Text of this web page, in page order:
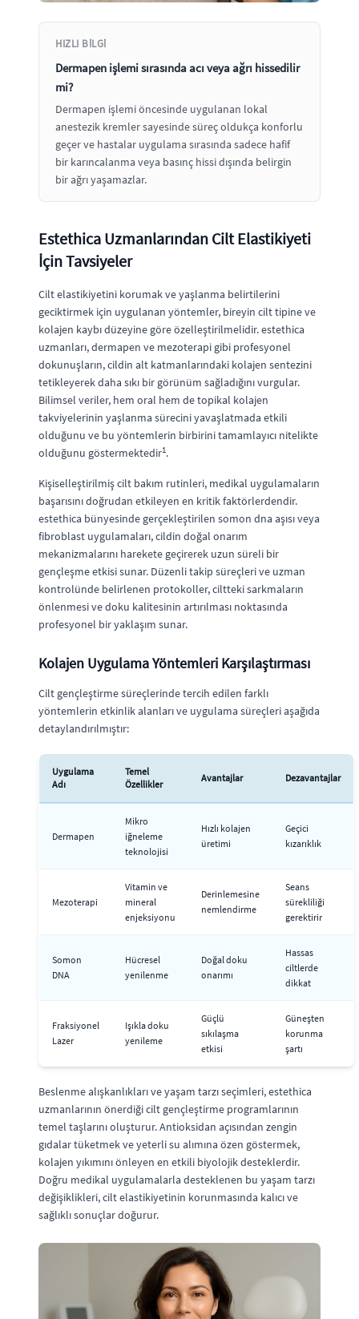
HIZLI BILGI
Dermapen işlemi sırasında acı veya ağrı hissedilir
mi?
Dermapen işlemi öncesinde uygulanan lokal
anestezik kremler sayesinde süreç oldukça konforlu
geçer ve hastalar uygulama sırasında sadece hafif
bir karıncalanma veya basınç hissi dışında belirgin
bir ağrı yaşamazlar.
Estethica Uzmanlarından Cilt Elastikiyeti
İçin Tavsiyeler
Cilt elastikiyetini korumak ve yaşlanma belirtilerini
geciktirmek için uygulanan yöntemler, bireyin cilt tipine ve
kolajen kaybı düzeyine göre özelleştirilmelidir. estethica
uzmanları, dermapen ve mezoterapi gibi profesyonel
dokunuşların, cildin alt katmanlarındaki kolajen sentezini
tetikleyerek daha sıkı bir görünüm sağladığını vurgular.
Bilimsel veriler, hem oral hem de topikal kolajen
takviyelerinin yaşlanma sürecini yavaşlatmada etkili
olduğunu ve bu yöntemlerin birbirini tamamlayıcı nitelikte
olduğunu göstermektedir1.
Kişiselleştirilmiş cilt bakım rutinleri, medikal uygulamaların
başarısını doğrudan etkileyen en kritik faktörlerdendir.
estethica bünyesinde gerçekleştirilen somon dna aşısı veya
fibroblast uygulamaları, cildin doğal onarım
mekanizmalarını harekete geçirerek uzun süreli bir
gençleşme etkisi sunar. Düzenli takip süreçleri ve uzman
kontrolünde belirlenen protokoller, ciltteki sarkmaların
önlenmesi ve doku kalitesinin artırılması noktasında
profesyonel bir yaklaşım sunar.
Kolajen Uygulama Yöntemleri Karşılaştırması
Cilt gençleştirme süreçlerinde tercih edilen farklı
yöntemlerin etkinlik alanları ve uygulama süreçleri aşağıda
detaylandırılmıştır:
Uygulama
Adı
Temel
Özellikler
Avantajlar Dezavantajlar
Dermapen
Mikro
iğneleme
teknolojisi
Hızlı kolajen
üretimi
Geçici
kızarıklık
Mezoterapi
Vitamin ve
mineral
enjeksiyonu
Derinlemesine
nemlendirme
Seans
sürekliliği
gerektirir
Somon
DNA
Hücresel
yenilenme
Doğal doku
onarımı
Hassas
ciltlerde
dikkat
Fraksiyonel
Lazer
Işıkla doku
yenileme
Güçlü
sıkılaşma
etkisi
Güneşten
korunma
şartı
Beslenme alışkanlıkları ve yaşam tarzı seçimleri, estethica
uzmanlarının önerdiği cilt gençleştirme programlarının
temel taşlarını oluşturur. Antioksidan açısından zengin
gıdalar tüketmek ve yeterli su alımına özen göstermek,
kolajen yıkımını önleyen en etkili biyolojik desteklerdir.
Doğru medikal uygulamalarla desteklenen bu yaşam tarzı
değişiklikleri, cilt elastikiyetinin korunmasında kalıcı ve
sağlıklı sonuçlar doğurur.